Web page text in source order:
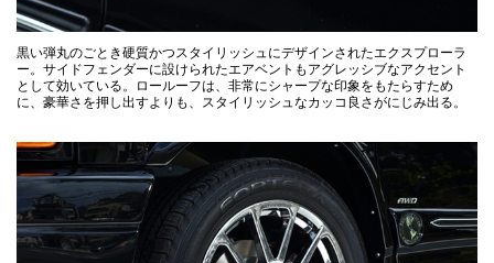
黒い弾丸のごとき硬質かつスタイリッシュにデザインされたエクスプローラ
ー。サイドフェンダーに設けられたエアベントもアグレッシブなアクセント
として効いている。ロールーフは、非常にシャープな印象をもたらすため
に、豪華さを押し出すよりも、スタイリッシュなカッコ良さがにじみ出る。